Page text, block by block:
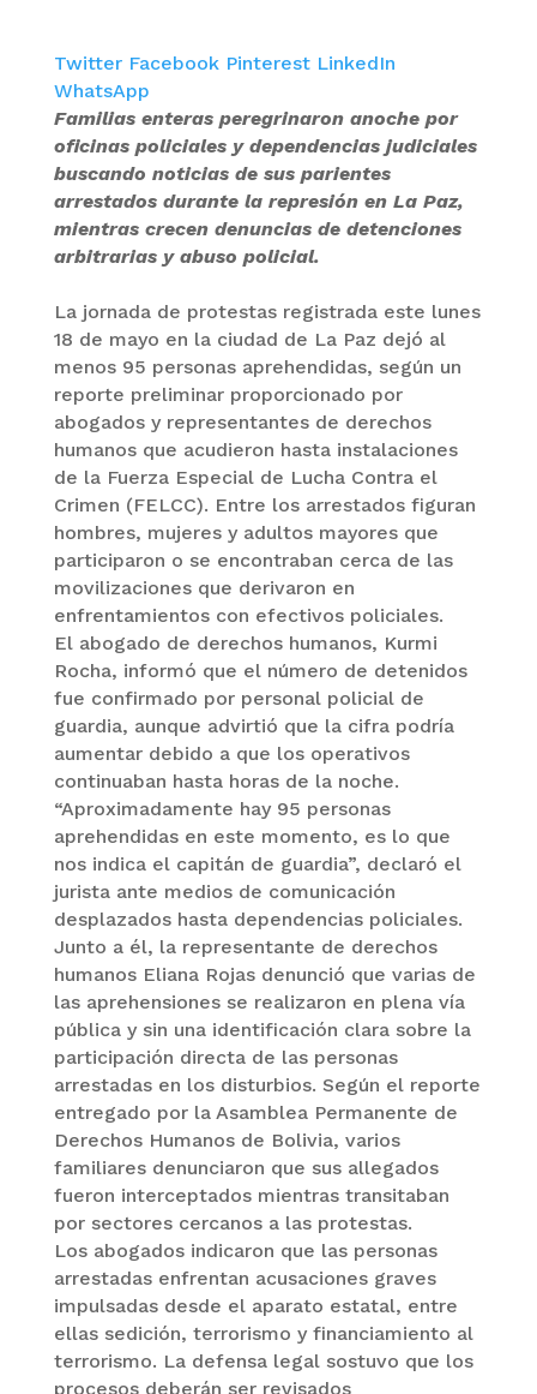
Twitter Facebook Pinterest LinkedIn
WhatsApp
Familias enteras peregrinaron anoche por
oficinas policiales y dependencias judiciales
buscando noticias de sus parientes
arrestados durante la represión en La Paz,
mientras crecen denuncias de detenciones
arbitrarias y abuso policial.
La jornada de protestas registrada este lunes
18 de mayo en la ciudad de La Paz dejó al
menos 95 personas aprehendidas, según un
reporte preliminar proporcionado por
abogados y representantes de derechos
humanos que acudieron hasta instalaciones
de la Fuerza Especial de Lucha Contra el
Crimen (FELCC). Entre los arrestados figuran
hombres, mujeres y adultos mayores que
participaron o se encontraban cerca de las
movilizaciones que derivaron en
enfrentamientos con efectivos policiales.
El abogado de derechos humanos, Kurmi
Rocha, informó que el número de detenidos
fue confirmado por personal policial de
guardia, aunque advirtió que la cifra podría
aumentar debido a que los operativos
continuaban hasta horas de la noche.
“Aproximadamente hay 95 personas
aprehendidas en este momento, es lo que
nos indica el capitán de guardia”, declaró el
jurista ante medios de comunicación
desplazados hasta dependencias policiales.
Junto a él, la representante de derechos
humanos Eliana Rojas denunció que varias de
las aprehensiones se realizaron en plena vía
pública y sin una identificación clara sobre la
participación directa de las personas
arrestadas en los disturbios. Según el reporte
entregado por la Asamblea Permanente de
Derechos Humanos de Bolivia, varios
familiares denunciaron que sus allegados
fueron interceptados mientras transitaban
por sectores cercanos a las protestas.
Los abogados indicaron que las personas
arrestadas enfrentan acusaciones graves
impulsadas desde el aparato estatal, entre
ellas sedición, terrorismo y financiamiento al
terrorismo. La defensa legal sostuvo que los
procesos deberán ser revisados